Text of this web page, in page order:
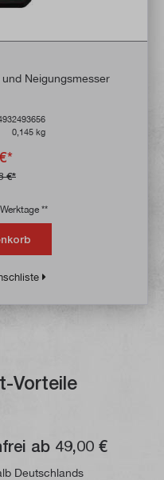
Neigungsmesser
0,145 kg
€*
**
Vorteile
ab 49,00 €
Deutschlands